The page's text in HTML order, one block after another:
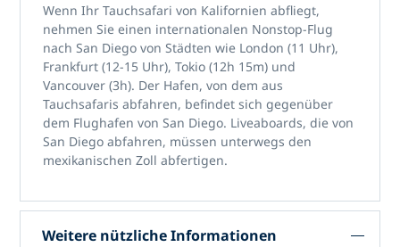
Wenn Ihr Tauchsafari von Kalifornien abfliegt,
nehmen Sie einen internationalen Nonstop-Flug
nach San Diego von Städten wie London (11 Uhr),
Frankfurt (12-15 Uhr), Tokio (12h 15m) und
Vancouver (3h). Der Hafen, von dem aus
Tauchsafaris abfahren, befindet sich gegenüber
dem Flughafen von San Diego. Liveaboards, die von
San Diego abfahren, müssen unterwegs den
mexikanischen Zoll abfertigen.
Weitere nützliche Informationen